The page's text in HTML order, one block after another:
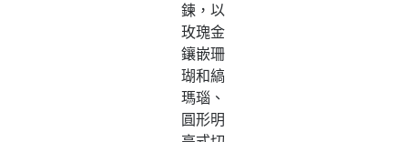
鍊，以
玫瑰金
鑲嵌珊
瑚和縞
瑪瑙、
圓形明